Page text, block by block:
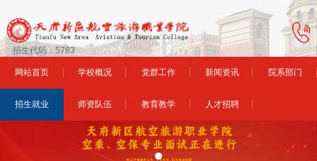
招生代码：5783
网站首页 学校概况 党群工作 新闻资讯 院系部门
招生就业 师资队伍 教育教学 人才招聘